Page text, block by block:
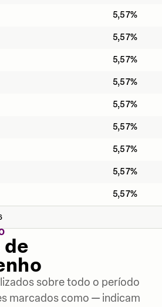
5,57%
5,57%
5,57%
5,57%
5,57%
5,57%
5,57%
5,57%
5,57%
sobre todo o período
marcados como — indicam